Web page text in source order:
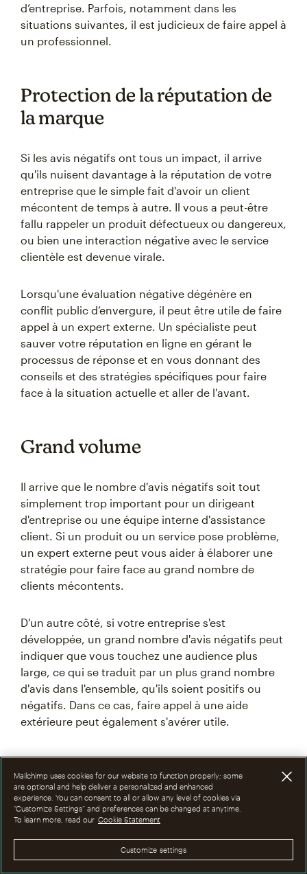
d’entreprise. Parfois, notamment dans les
situations suivantes, il est judicieux de faire appel à
un professionnel.
Protection de la réputation de
la marque
Si les avis négatifs ont tous un impact, il arrive
qu'ils nuisent davantage à la réputation de votre
entreprise que le simple fait d'avoir un client
mécontent de temps à autre. Il vous a peut-être
fallu rappeler un produit défectueux ou dangereux,
ou bien une interaction négative avec le service
clientèle est devenue virale.
Lorsqu'une évaluation négative dégénère en
conflit public d’envergure, il peut être utile de faire
appel à un expert externe. Un spécialiste peut
sauver votre réputation en ligne en gérant le
processus de réponse et en vous donnant des
conseils et des stratégies spécifiques pour faire
face à la situation actuelle et aller de l'avant.
Grand volume
Il arrive que le nombre d'avis négatifs soit tout
simplement trop important pour un dirigeant
d'entreprise ou une équipe interne d'assistance
client. Si un produit ou un service pose problème,
un expert externe peut vous aider à élaborer une
stratégie pour faire face au grand nombre de
clients mécontents.
D'un autre côté, si votre entreprise s'est
développée, un grand nombre d'avis négatifs peut
indiquer que vous touchez une audience plus
large, ce qui se traduit par un plus grand nombre
d'avis dans l'ensemble, qu'ils soient positifs ou
négatifs. Dans ce cas, faire appel à une aide
extérieure peut également s'avérer utile.
Problèmes juridiques
Il arrive que les avis négatifs contiennent des
informations personnelles vous concernant vous
ou votre personnel. S'il peut être efficace de
Mailchimp uses cookies for our website to function properly; some
are optional and help deliver a personalized and enhanced
experience. You can consent to all or allow any level of cookies via
“Customize Settings” and preferences can be changed at anytime.
To learn more, read our Cookie Statement
Customize settings